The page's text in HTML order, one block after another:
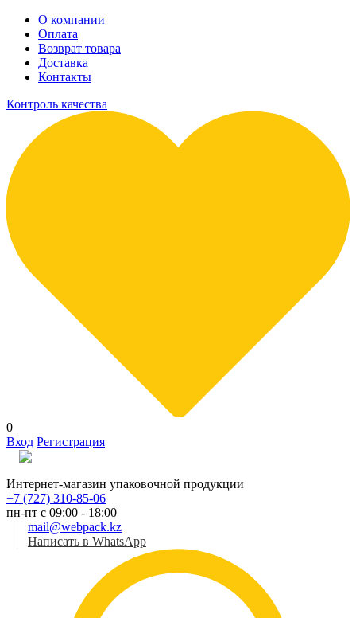
О компании
Оплата
Возврат товара
Доставка
Контакты
Контроль качества
0
Вход Регистрация
Интернет-магазин упаковочной продукции
+7 (727) 310-85-06
пн-пт с 09:00 - 18:00
mail@webpack.kz
Написать в WhatsApp